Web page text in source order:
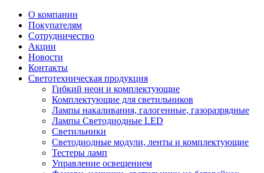
О компании
Покупателям
Сотрудничество
Акции
Новости
Контакты
Светотехническая продукция
Гибкий неон и комплектующие
Комплектующие для светильников
Лампы накаливания, галогенные, газоразрядные
Лампы Светодиодные LED
Светильники
Светодиодные модули, ленты и комплектующие
Тестеры ламп
Управление освещением